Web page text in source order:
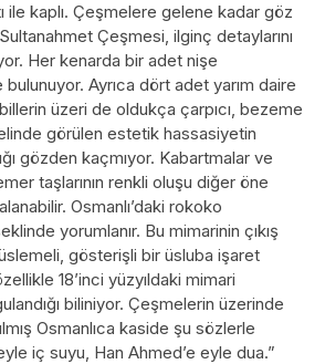
ile kaplı. Çeşmelere gelene kadar göz
Çeşmesi, ilginç detaylarını
Her kenarda bir adet nişe
Ayrıca dört adet yarım daire
üzeri de oldukça çarpıcı, bezeme
görülen estetik hassasiyetin
gözden kaçmıyor. Kabartmalar ve
taşlarının renkli oluşu diğer öne
Osmanlı’daki rokoko
yorumlanır. Bu mimarinin çıkış
gösterişli bir üsluba işaret
18’inci yüzyıldaki mimari
biliniyor. Çeşmelerin üzerinde
Osmanlıca kaside şu sözlerle
iç suyu, Han Ahmed’e eyle dua.”